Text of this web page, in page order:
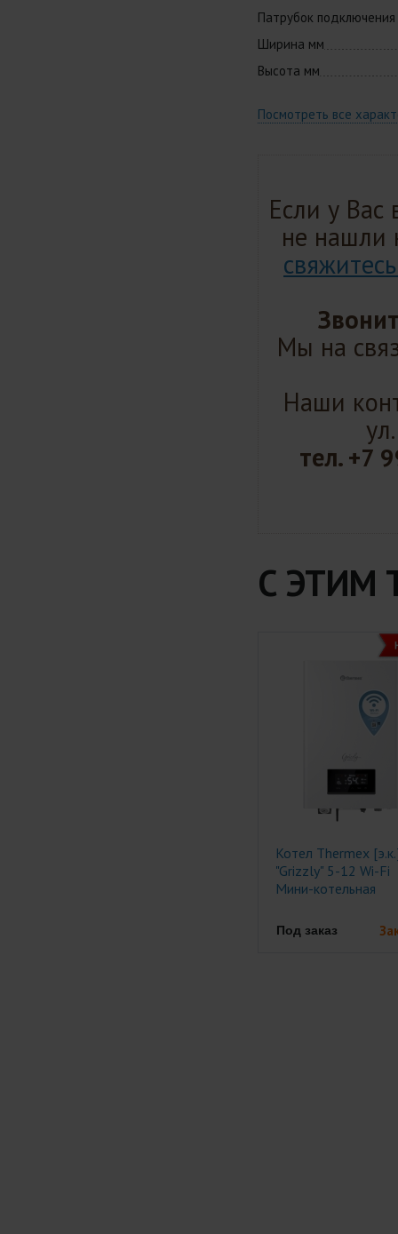
Патрубок
Ширина мм
Высота мм
Посмотреть все
Если у
не нашли
Мы на
Наши
тел.+7
С ЭТИМ
Котел Thermex
"Grizzly" 5-12 Wi-Fi
Мини-котельная
Под заказ